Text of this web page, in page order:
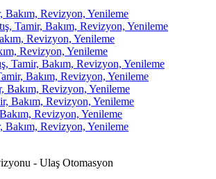
Revizyon, Yenileme
Tamir, Bakım, Revizyon, Yenileme
Revizyon, Yenileme
Revizyon, Yenileme
Tamir, Bakım, Revizyon, Yenileme
Bakım, Revizyon, Yenileme
Revizyon, Yenileme
Bakım, Revizyon, Yenileme
Revizyon, Yenileme
Revizyon, Yenileme